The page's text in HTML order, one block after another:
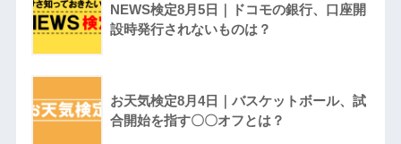
NEWS検定8月5日｜ドコモの銀行、口座開
設時発行されないものは？
お天気検定8月4日｜バスケットボール、試
合開始を指す〇〇オフとは？